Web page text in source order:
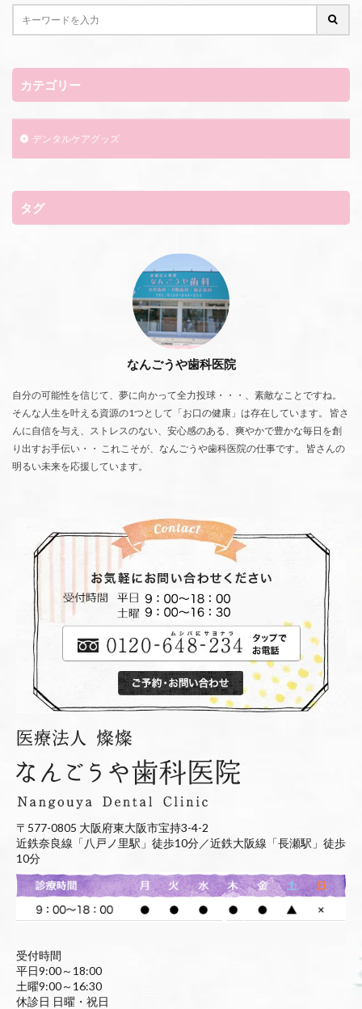
カテゴリー
デンタルケアグッズ
タグ
なんごうや歯科医院
自分の可能性を信じて、夢に向かって全力投球・・・、素敵なことですね。
そんな人生を叶える資源の1つとして「お口の健康」は存在しています。 皆さ
んに自信を与え、ストレスのない、安心感のある、爽やかで豊かな毎日を創
り出すお手伝い・・ これこそが、なんごうや歯科医院の仕事です。 皆さんの
明るい未来を応援しています。
〒577-0805 大阪府東大阪市宝持3-4-2
近鉄奈良線「八戸ノ里駅」徒歩10分／近鉄大阪線「長瀬駅」徒歩
10分
受付時間
平日9:00～18:00
土曜9:00～16:30
休診日 日曜・祝日